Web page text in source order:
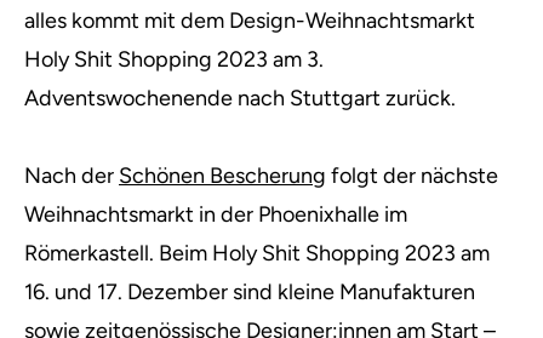
alles kommt mit dem Design-Weihnachtsmarkt
Holy Shit Shopping 2023 am 3.
Adventswochenende nach Stuttgart zurück.
Nach der Schönen Bescherung folgt der nächste
Weihnachtsmarkt in der Phoenixhalle im
Römerkastell. Beim Holy Shit Shopping 2023 am
16. und 17. Dezember sind kleine Manufakturen
sowie zeitgenössische Designer:innen am Start –